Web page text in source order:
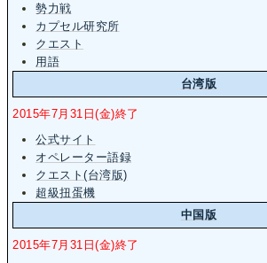
勢力戦
カプセル研究所
クエスト
用語
台湾版
2015年7月31日(金)終了
公式サイト
オペレーター語録
クエスト(台湾版)
超級扭蛋機
中国版
2015年7月31日(金)終了